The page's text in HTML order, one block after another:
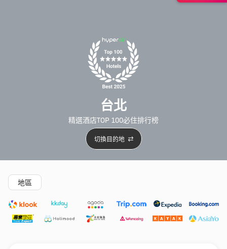
台北
精選酒店TOP 100必住排行榜
切換目的地
精選酒店
地區